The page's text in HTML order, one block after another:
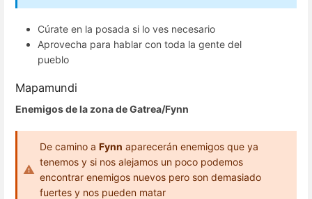
Cúrate en la posada si lo ves necesario
Aprovecha para hablar con toda la gente del
pueblo
Mapamundi
Enemigos de la zona de Gatrea/Fynn
De camino a Fynn aparecerán enemigos que ya
tenemos y si nos alejamos un poco podemos
encontrar enemigos nuevos pero son demasiado
fuertes y nos pueden matar